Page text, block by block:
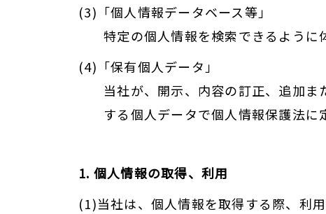
(3)「個人情報データベース等」
特定の個人情報を検索できるように
(4)「保有個人データ」
当社が、開示、内容の訂正、追加
する個人データで個人情報保護法に
1. 個人情報の取得、利用
(1)当社は、個人情報を取得する際、利